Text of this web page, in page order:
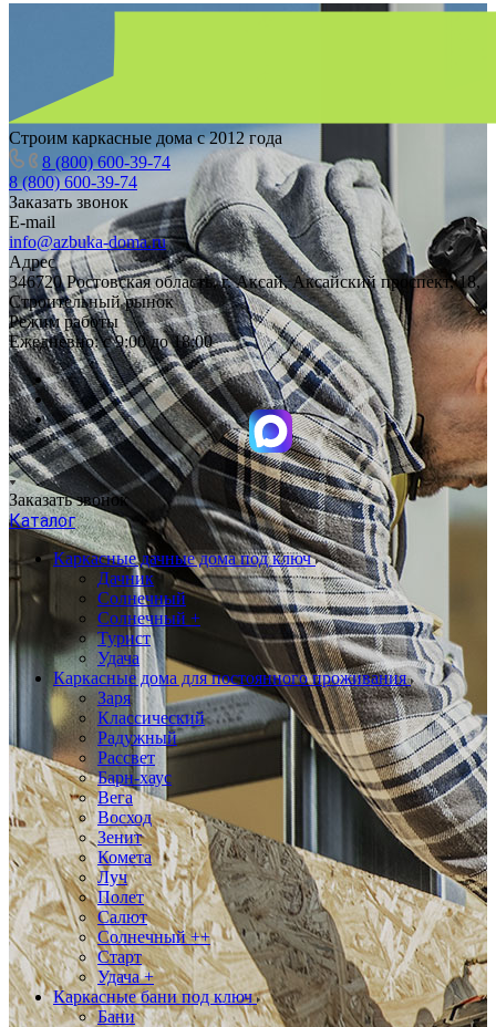
Строим каркасные дома с 2012 года
8 (800) 600-39-74
8 (800) 600-39-74
Заказать звонок
E-mail
info@azbuka-doma.ru
Адрес
346720 Ростовская область, г. Аксай, Аксайский проспект, 18,
Строительный рынок
Режим работы
Ежедневно: с 9:00 до 18:00
Заказать звонок
Каталог
Каркасные дачные дома под ключ
Дачник
Солнечный
Солнечный +
Турист
Удача
Каркасные дома для постоянного проживания
Заря
Классический
Радужный
Рассвет
Барн-хаус
Вега
Восход
Зенит
Комета
Луч
Полет
Салют
Солнечный ++
Старт
Удача +
Каркасные бани под ключ
Бани